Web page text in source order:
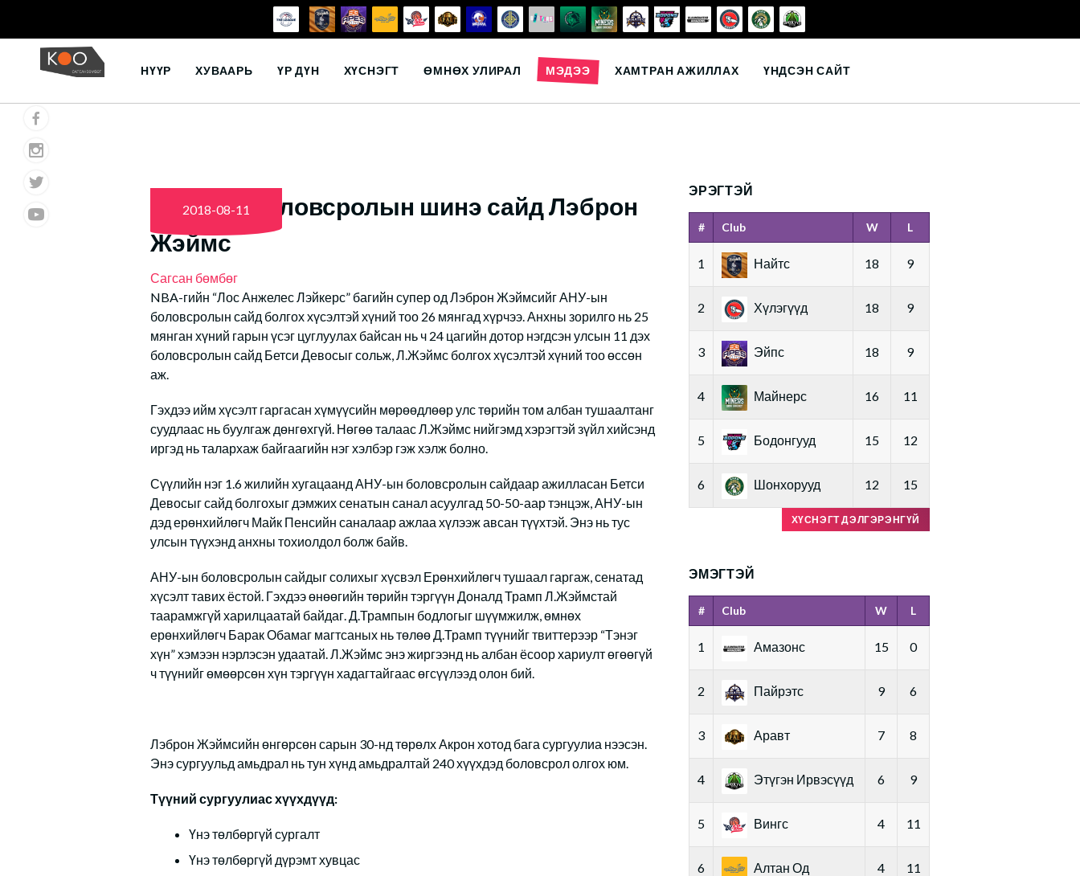
НҮҮР ХУВААРЬ ҮР ДҮН ХҮСНЭГТ ӨМНӨХ УЛИРАЛ МЭДЭЭ ХАМТРАН АЖИЛЛАХ ҮНДСЭН САЙТ
АНУ-ын боловсролын шинэ сайд Лэброн
Жэймс
Сагсан бөмбөг
2018-08-11
NBA-гийн “Лос Анжелес Лэйкерс” багийн супер од Лэброн Жэймсийг АНУ-ын
боловсролын сайд болгох хүсэлтэй хүний тоо 26 мянгад хүрчээ. Анхны зорилго нь 25
мянган хүний гарын үсэг цуглуулах байсан нь ч 24 цагийн дотор нэгдсэн улсын 11 дэх
боловсролын сайд Бетси Девосыг сольж, Л.Жэймс болгох хүсэлтэй хүний тоо өссөн
аж.
Гэхдээ ийм хүсэлт гаргасан хүмүүсийн мөрөөдлөөр улс төрийн том албан тушаалтанг
суудлаас нь буулгаж дөнгөхгүй. Нөгөө талаас Л.Жэймс нийгэмд хэрэгтэй зүйл хийсэнд
иргэд нь талархаж байгаагийн нэг хэлбэр гэж хэлж болно.
Сүүлийн нэг 1.6 жилийн хугацаанд АНУ-ын боловсролын сайдаар ажилласан Бетси
Девосыг сайд болгохыг дэмжих сенатын санал асуулгад 50-50-аар тэнцэж, АНУ-ын
дэд ерөнхийлөгч Майк Пенсийн саналаар ажлаа хүлээж авсан түүхтэй. Энэ нь тус
улсын түүхэнд анхны тохиолдол болж байв.
АНУ-ын боловсролын сайдыг солихыг хүсвэл Ерөнхийлөгч тушаал гаргаж, сенатад
хүсэлт тавих ёстой. Гэхдээ өнөөгийн төрийн тэргүүн Доналд Трамп Л.Жэймстай
таарамжгүй харилцаатай байдаг. Д.Трампын бодлогыг шүүмжилж, өмнөх
ерөнхийлөгч Барак Обамаг магтсаных нь төлөө Д.Трамп түүнийг твиттерээр “Тэнэг
хүн” хэмээн нэрлэсэн удаатай. Л.Жэймс энэ жиргээнд нь албан ёсоор хариулт өгөөгүй
ч түүнийг өмөөрсөн хүн тэргүүн хадагтайгаас өгсүүлээд олон бий.
Лэброн Жэймсийн өнгөрсөн сарын 30-нд төрөлх Акрон хотод бага сургуулиа нээсэн.
Энэ сургуульд амьдрал нь тун хүнд амьдралтай 240 хүүхдэд боловсрол олгох юм.
Түүний сургуулиас хүүхдүүд:
Үнэ төлбөргүй сургалт
Үнэ төлбөргүй дүрэмт хувцас
ЭРЭГТЭЙ
# Club W L
1 Найтс 18 9
2 Хүлэгүүд 18 9
3 Эйпс 18 9
4 Майнерс 16 11
5 Бодонгууд 15 12
6 Шонхорууд 12 15
ХҮСНЭГТ ДЭЛГЭРЭНГҮЙ
ЭМЭГТЭЙ
# Club W L
1 Амазонс 15 0
2 Пайрэтс 9 6
3 Аравт 7 8
4 Этүгэн Ирвэсүүд 6 9
5 Вингс 4 11
6 Алтан Од 4 11